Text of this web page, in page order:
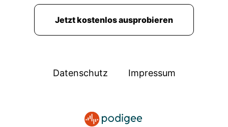
00:00:55: Hast du die Betriebshaftpflicht nicht
hier nicht mehr leisten.
00:01:09: Methodisch inkorrekt, Folge
Jetzt kostenlos ausprobieren
Datenschutz Impressum